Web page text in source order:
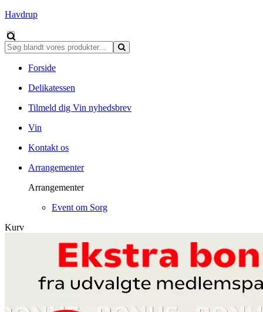
Havdrup
Forside
Delikatessen
Tilmeld dig Vin nyhedsbrev
Vin
Kontakt os
Arrangementer
Arrangementer
Event om Sorg
Kurv